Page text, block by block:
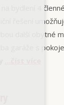
na bydlení 4
řešení
další obytné
garáže s